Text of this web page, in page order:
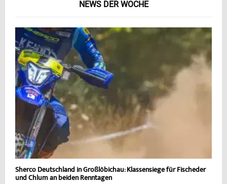
NEWS DER WOCHE
Sherco Deutschland in Großlöbichau: Klassensiege für Fischeder
und Chlum an beiden Renntagen